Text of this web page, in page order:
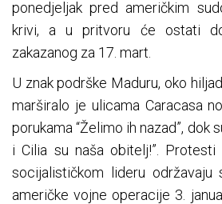
ponedjeljak pred američkim
krivi, a u pritvoru će ostati
zakazanog za 17. mart.
U znak podrške Maduru, oko
marširalo je ulicama Caracasa
porukama “Želimo ih nazad”, dok
i Cilia su naša obitelj!”.
socijalističkom lideru održavaju
američke vojne operacije 3.